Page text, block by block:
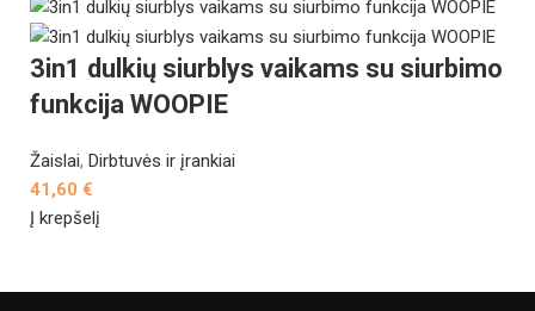
3in1 dulkių siurblys vaikams su siurbimo
funkcija WOOPIE
Žaislai, Dirbtuvės ir įrankiai
41,60 €
Į krepšelį